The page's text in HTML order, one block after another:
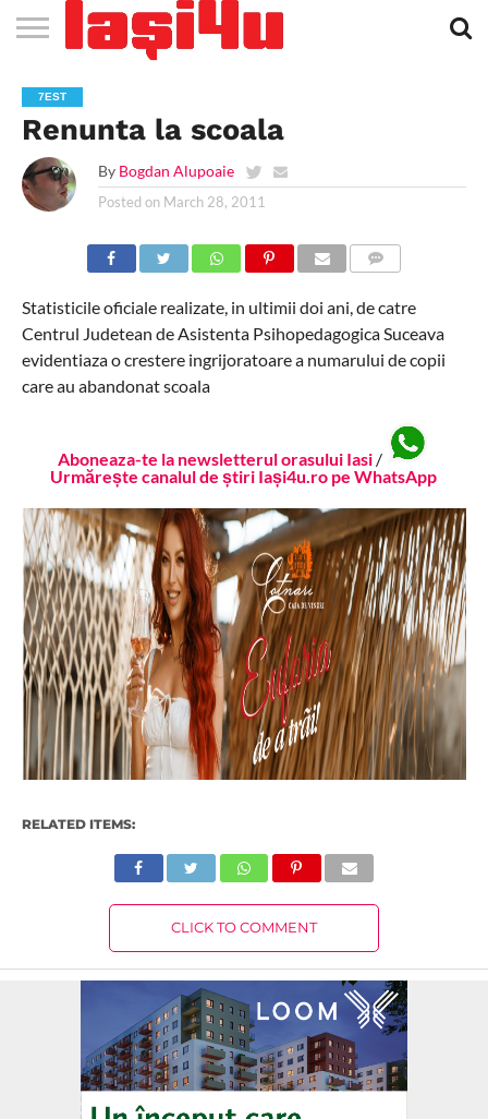
STIRI
APARTAMENTE
NOI IASI
STIRI
IASI
JOBS
IN
IASI
FILME
LA
CINEMA
CLUBURI /
DISCOTECI
BARURI /
CAFENELE
SALI DE
FORTA
SI
FITNESS
SALOANE DE
INFRUMUSETARE
AGENTII
DE
TURISM
IASI
RESTAURANTE
IN IASI
PIZZA
IN
IASI
PISCINA
IN IASI
FLORARII
RADIO
LIVE
IN IASI
SPALATORII
AUTO
TRACTARI
AUTO
TAXI
IN
IASI
CINEMA
TEATRU
HOTELURI
/
PENSIUNI
TEREN
SPORTIV
TEREN
TENIS
IASI
FARMACII
NON
STOP
COFFEE-
TO-GO
FIRME DE
PUBLICITATE
RENT
A
CAR
7EST
Renunta la scoala
By Bogdan Alupoaie
Posted on March 28, 2011
Statisticile oficiale realizate, in ultimii doi ani, de catre
Centrul Judetean de Asistenta Psihopedagogica Suceava
evidentiaza o crestere ingrijoratoare a numarului de copii
care au abandonat scoala
Aboneaza-te la newsletterul orasului Iasi /
Urmărește canalul de știri Iași4u.ro pe WhatsApp
RELATED ITEMS:
CLICK TO COMMENT